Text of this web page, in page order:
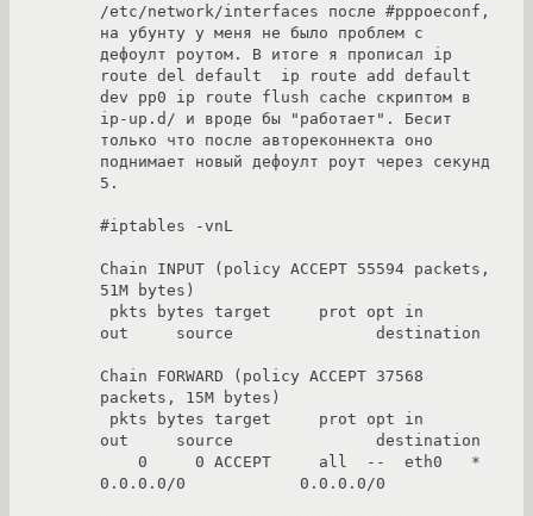
/etc/network/interfaces после #pppoeconf,
на убунту у меня не было проблем с
дефоулт роутом. В итоге я прописал ip
route del default  ip route add default
dev pp0 ip route flush cache скриптом в
ip-up.d/ и вроде бы "работает". Бесит
только что после автореконнекта оно
поднимает новый дефоулт роут через секунд
5.
#iptables -vnL
Chain INPUT (policy ACCEPT 55594 packets,
51M bytes)
out     source               destination
Chain FORWARD (policy ACCEPT 37568
packets, 15M bytes)
out     source               destination
0.0.0.0/0            0.0.0.0/0